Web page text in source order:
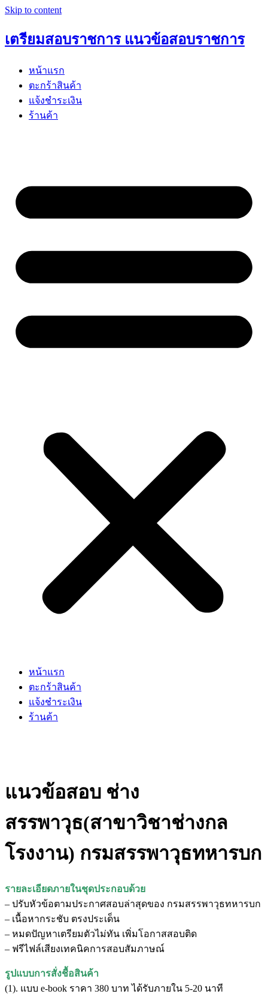
Skip to content
เตรียมสอบราชการ แนวข้อสอบราชการ
หน้าแรก
ตะกร้าสินค้า
แจ้งชำระเงิน
ร้านค้า
หน้าแรก
ตะกร้าสินค้า
แจ้งชำระเงิน
ร้านค้า
แนวข้อสอบ ช่าง
สรรพาวุธ(สาขาวิชาช่างกล
โรงงาน) กรมสรรพาวุธทหารบก
รายละเอียดภายในชุดประกอบด้วย
– ปรับหัวข้อตามประกาศสอบล่าสุดของ กรมสรรพาวุธทหารบก
– เนื้อหากระชับ ตรงประเด็น
– หมดปัญหาเตรียมตัวไม่ทัน เพิ่มโอกาสสอบติด
– ฟรีไฟล์เสียงเทคนิคการสอบสัมภาษณ์
รูปแบบการสั่งชื้อสินค้า
(1). แบบ e-book ราคา 380 บาท ได้รับภายใน 5-20 นาที